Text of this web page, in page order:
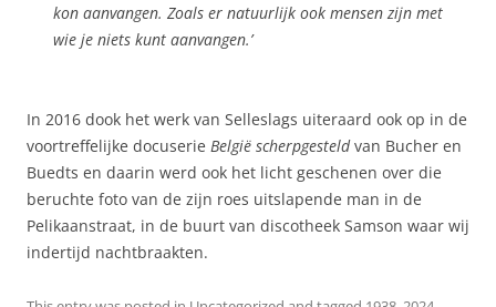
kon aanvangen. Zoals er natuurlijk ook mensen zijn met
wie je niets kunt aanvangen.’
In 2016 dook het werk van Selleslags uiteraard ook op in de
voortreffelijke docuserie België scherpgesteldvan Bucher en
Buedts en daarin werd ook het licht geschenen over die
beruchte foto van de zijn roes uitslapende man in de
Pelikaanstraat, in de buurt van discotheek Samson waar wij
indertijd nachtbraakten.